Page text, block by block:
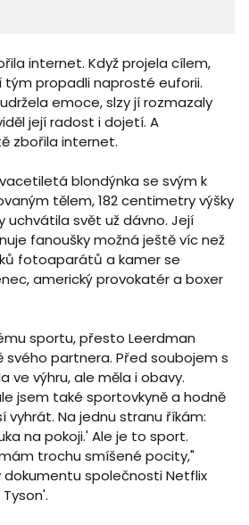
internet. Když projela cílem,
tým propadli naprosté euforii.
emoce, slzy jí rozmazaly
její radost i dojetí. A
zbořila internet.
blondýnka se svým k
tělem, 182 centimetry výšky
uchvátila svět už dávno. Její
fanoušky možná ještě víc než
fotoaparátů a kamer se
americký provokatér a boxer
sportu, přesto Leerdman
svého partnera. Před soubojem s
ve výhru, ale měla i obavy.
jsem také sportovkyně a hodně
vyhrát. Na jednu stranu říkám:
na pokoji.' Ale je to sport.
trochu smíšené pocity,"
dokumentu společnosti Netflix